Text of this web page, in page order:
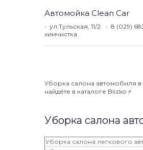
Автомойка Clean Car
ул.Тульская, 11/2 8 (029)
химчистка.
Уборка салона автомобиля
найдёте в каталоге Blizko ⚡️
Уборка салона
Уборка салона легкового